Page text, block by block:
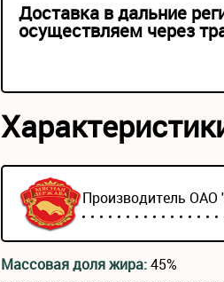
Доставка в дальние
осуществляем через
Производитель
Массовая доля жира:45%